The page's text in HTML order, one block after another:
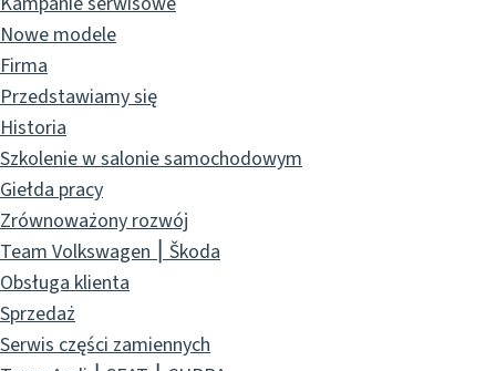
Nowe modele
Firma
Przedstawiamy się
Historia
Szkolenie w salonie samochodowym
Giełda pracy
Zrównoważony rozwój
Team Volkswagen ⎮ Škoda
Obsługa klienta
Sprzedaż
Serwis części zamiennych